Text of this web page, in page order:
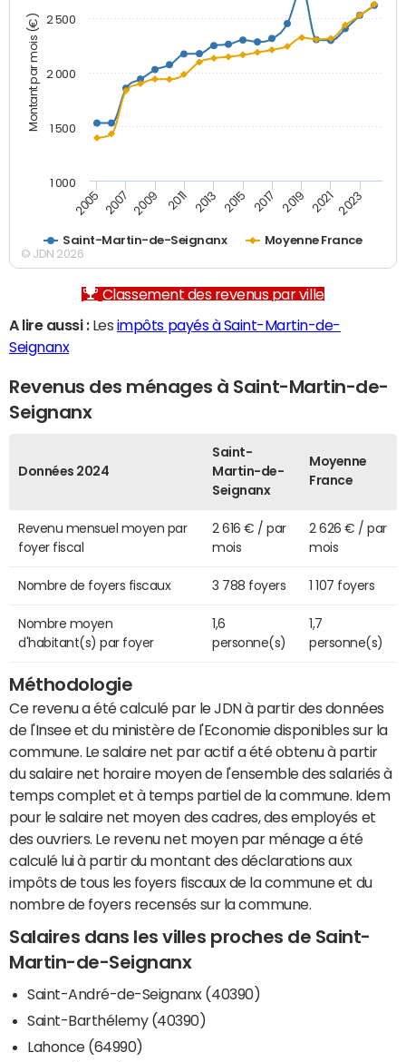
Montant par mois (€)
Saint-Martin-de-Seignanx Moyenne France
2005 2007 2009 2011 2013 2015 2017 2019 2021 2023
1 000
1 500
2 000
2 500
© JDN 2026
Classement des revenus par ville
A lire aussi :Les impôts payés à Saint-Martin-de-
Seignanx
Revenus des ménages à Saint-Martin-de-
Seignanx
Données 2024
Saint-
Martin-de-
Seignanx
Moyenne
France
Revenu mensuel moyen par
foyer fiscal
2 616 € / par
mois
2 626 € / par
mois
Nombre de foyers fiscaux 3 788 foyers 1 107 foyers
Nombre moyen
d'habitant(s) par foyer
1,6
personne(s)
1,7
personne(s)
Méthodologie
Ce revenu a été calculé par le JDN à partir des données
de l'Insee et du ministère de l'Economie disponibles sur la
commune. Le salaire net par actif a été obtenu à partir
du salaire net horaire moyen de l'ensemble des salariés à
temps complet et à temps partiel de la commune. Idem
pour le salaire net moyen des cadres, des employés et
des ouvriers. Le revenu net moyen par ménage a été
calculé lui à partir du montant des déclarations aux
impôts de tous les foyers fiscaux de la commune et du
nombre de foyers recensés sur la commune.
Salaires dans les villes proches de Saint-
Martin-de-Seignanx
Saint-André-de-Seignanx (40390)
Saint-Barthélemy (40390)
Lahonce (64990)